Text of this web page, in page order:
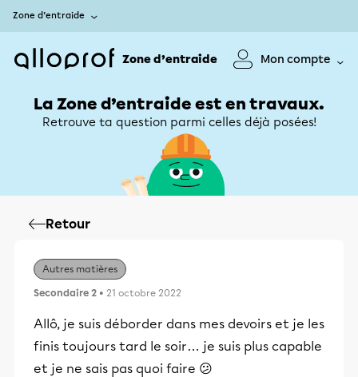
Zone d’entraide
Zone d’entraide Mon compte
La Zone d’entraide est en travaux.
Retrouve ta question parmi celles déjà posées!
Retour
Autres matières
Secondaire 2 • 21 octobre 2022
Allô, je suis déborder dans mes devoirs et je les
finis toujours tard le soir… je suis plus capable
et je ne sais pas quoi faire 😕